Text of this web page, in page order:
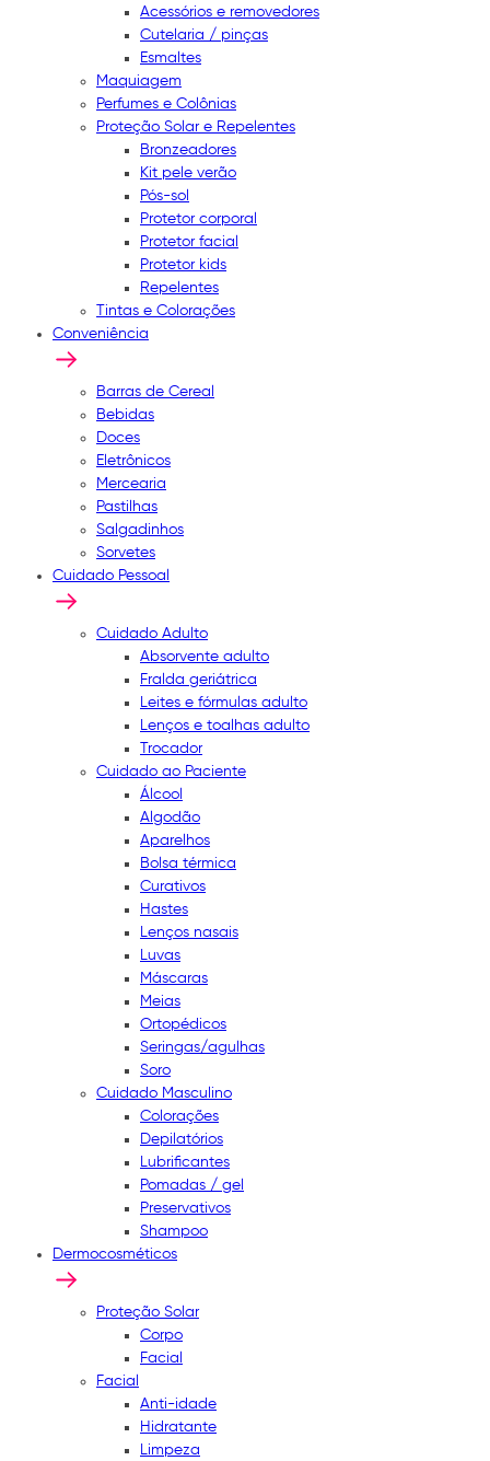
Acessórios e removedores
Cutelaria / pinças
Esmaltes
Maquiagem
Perfumes e Colônias
Proteção Solar e Repelentes
Bronzeadores
Kit pele verão
Pós-sol
Protetor corporal
Protetor facial
Protetor kids
Repelentes
Tintas e Colorações
Conveniência
Barras de Cereal
Bebidas
Doces
Eletrônicos
Mercearia
Pastilhas
Salgadinhos
Sorvetes
Cuidado Pessoal
Cuidado Adulto
Absorvente adulto
Fralda geriátrica
Leites e fórmulas adulto
Lenços e toalhas adulto
Trocador
Cuidado ao Paciente
Álcool
Algodão
Aparelhos
Bolsa térmica
Curativos
Hastes
Lenços nasais
Luvas
Máscaras
Meias
Ortopédicos
Seringas/agulhas
Soro
Cuidado Masculino
Colorações
Depilatórios
Lubrificantes
Pomadas / gel
Preservativos
Shampoo
Dermocosméticos
Proteção Solar
Corpo
Facial
Facial
Anti-idade
Hidratante
Limpeza